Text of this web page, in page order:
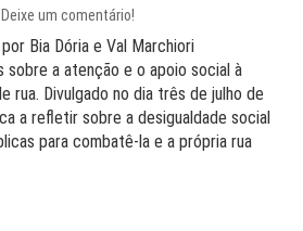
Deixe um comentário!
Bia Dória e Val Marchiori
sobre a atenção e o apoio social à
rua. Divulgado no dia três de julho de
a refletir sobre a desigualdade social
para combatê-la e a própria rua